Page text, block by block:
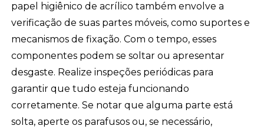
papel higiênico de acrílico também envolve a
verificação de suas partes móveis, como suportes e
mecanismos de fixação. Com o tempo, esses
componentes podem se soltar ou apresentar
desgaste. Realize inspeções periódicas para
garantir que tudo esteja funcionando
corretamente. Se notar que alguma parte está
solta, aperte os parafusos ou, se necessário,